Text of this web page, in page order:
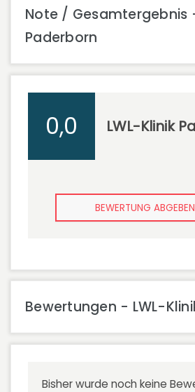
Note / Gesamtergebnis
Paderborn
0,0 LWL-Klinik
BEWERTUNG ABGEBEN
Bewertungen - LWL-
Bisher wurde noch keine